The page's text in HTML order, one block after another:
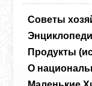
Советы
Продукты
О